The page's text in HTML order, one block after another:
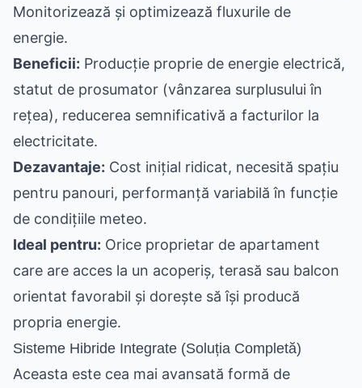
Monitorizează și optimizează fluxurile de
energie.
Beneficii: Producție proprie de energie electrică,
statut de prosumator (vânzarea surplusului în
rețea), reducerea semnificativă a facturilor la
electricitate.
Dezavantaje: Cost inițial ridicat, necesită spațiu
pentru panouri, performanță variabilă în funcție
de condițiile meteo.
Ideal pentru: Orice proprietar de apartament
care are acces la un acoperiș, terasă sau balcon
orientat favorabil și dorește să își producă
propria energie.
Sisteme Hibride Integrate (Soluția Completă)
Aceasta este cea mai avansată formă de